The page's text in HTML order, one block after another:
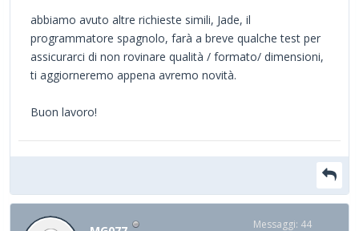
abbiamo avuto altre richieste simili, Jade, il
programmatore spagnolo, farà a breve qualche test per
assicurarci di non rovinare qualità / formato/ dimensioni,
ti aggiorneremo appena avremo novità.
Buon lavoro!
Messaggi: 44